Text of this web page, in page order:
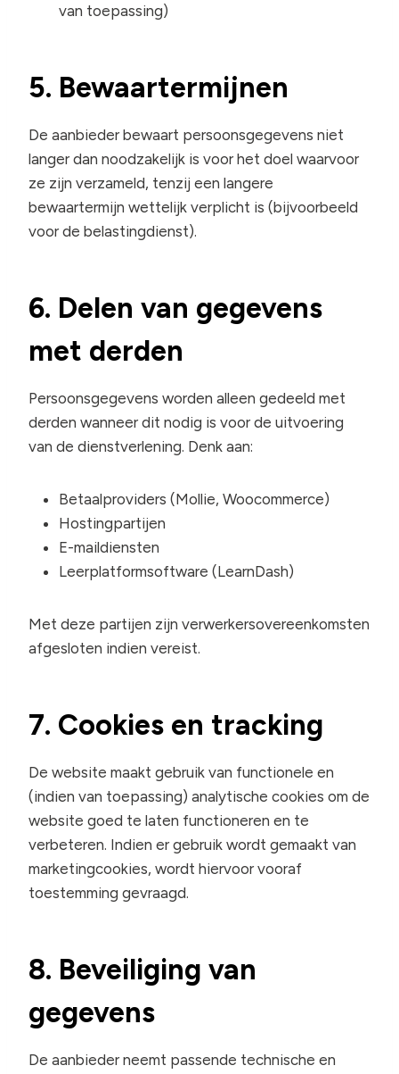
van toepassing)
5. Bewaartermijnen
De aanbieder bewaart persoonsgegevens niet
langer dan noodzakelijk is voor het doel waarvoor
ze zijn verzameld, tenzij een langere
bewaartermijn wettelijk verplicht is (bijvoorbeeld
voor de belastingdienst).
6. Delen van gegevens
met derden
Persoonsgegevens worden alleen gedeeld met
derden wanneer dit nodig is voor de uitvoering
van de dienstverlening. Denk aan:
Betaalproviders (Mollie, Woocommerce)
Hostingpartijen
E-maildiensten
Leerplatformsoftware (LearnDash)
Met deze partijen zijn verwerkersovereenkomsten
afgesloten indien vereist.
7. Cookies en tracking
De website maakt gebruik van functionele en
(indien van toepassing) analytische cookies om de
website goed te laten functioneren en te
verbeteren. Indien er gebruik wordt gemaakt van
marketingcookies, wordt hiervoor vooraf
toestemming gevraagd.
8. Beveiliging van
gegevens
De aanbieder neemt passende technische en